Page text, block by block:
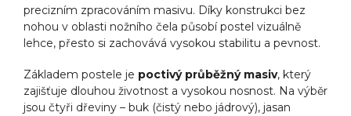
precizním zpracováním masivu. Díky konstrukci bez
nohou v oblasti nožního čela působí postel vizuálně
lehce, přesto si zachovává vysokou stabilitu a pevnost.
Základem postele je poctivý průběžný masiv, který
zajišťuje dlouhou životnost a vysokou nosnost. Na výběr
jsou čtyři dřeviny – buk (čistý nebo jádrový), jasan